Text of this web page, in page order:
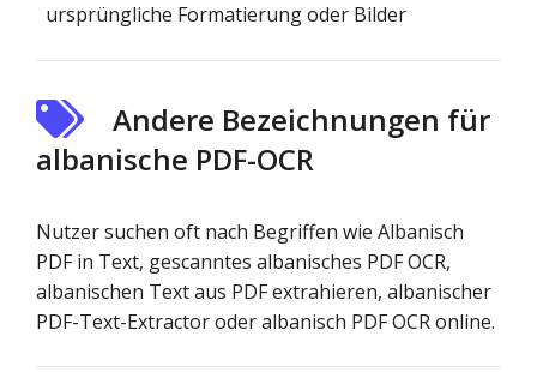
ursprüngliche Formatierung oder Bilder
Andere Bezeichnungen für
albanische PDF-OCR
Nutzer suchen oft nach Begriffen wie Albanisch
PDF in Text, gescanntes albanisches PDF OCR,
albanischen Text aus PDF extrahieren, albanischer
PDF-Text-Extractor oder albanisch PDF OCR online.